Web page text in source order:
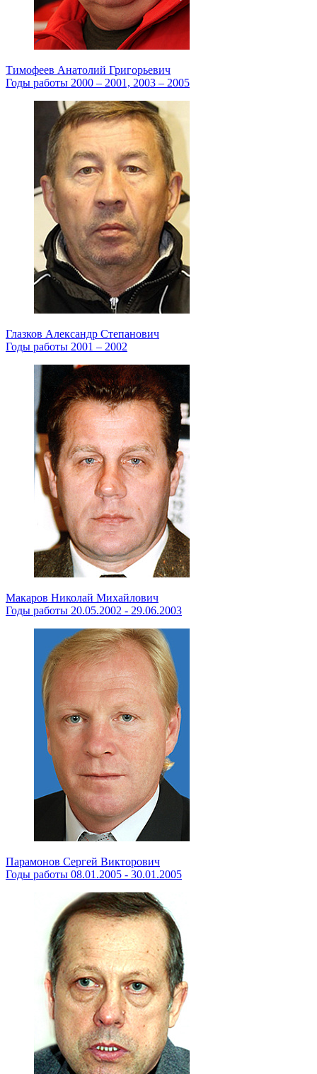
Тимофеев Анатолий Григорьевич
Годы работы 2000 – 2001, 2003 – 2005
Глазков Александр Степанович
Годы работы 2001 – 2002
Макаров Николай Михайлович
Годы работы 20.05.2002 - 29.06.2003
Парамонов Сергей Викторович
Годы работы 08.01.2005 - 30.01.2005